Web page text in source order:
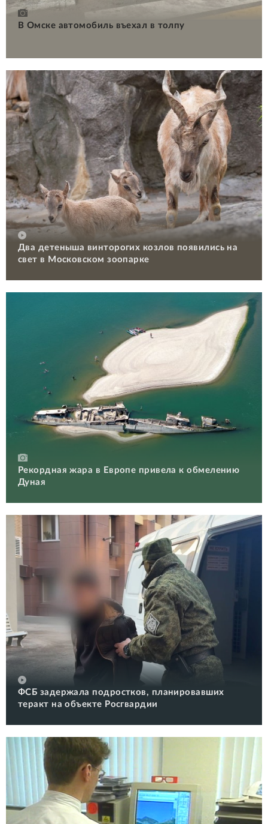
В Омске автомобиль въехал в толпу
Два детеныша винторогих козлов появились на
свет в Московском зоопарке
Рекордная жара в Европе привела к обмелению
Дуная
ФСБ задержала подростков, планировавших
теракт на объекте Росгвардии